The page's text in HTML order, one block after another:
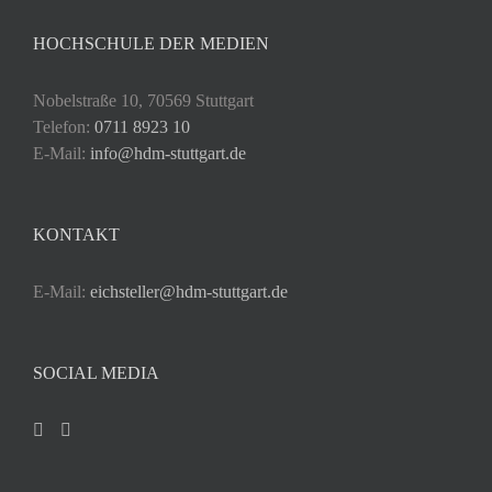
HOCHSCHULE DER MEDIEN
Nobelstraße 10, 70569 Stuttgart
Telefon: 0711 8923 10
E-Mail: info@hdm-stuttgart.de
KONTAKT
E-Mail: eichsteller@hdm-stuttgart.de
SOCIAL MEDIA